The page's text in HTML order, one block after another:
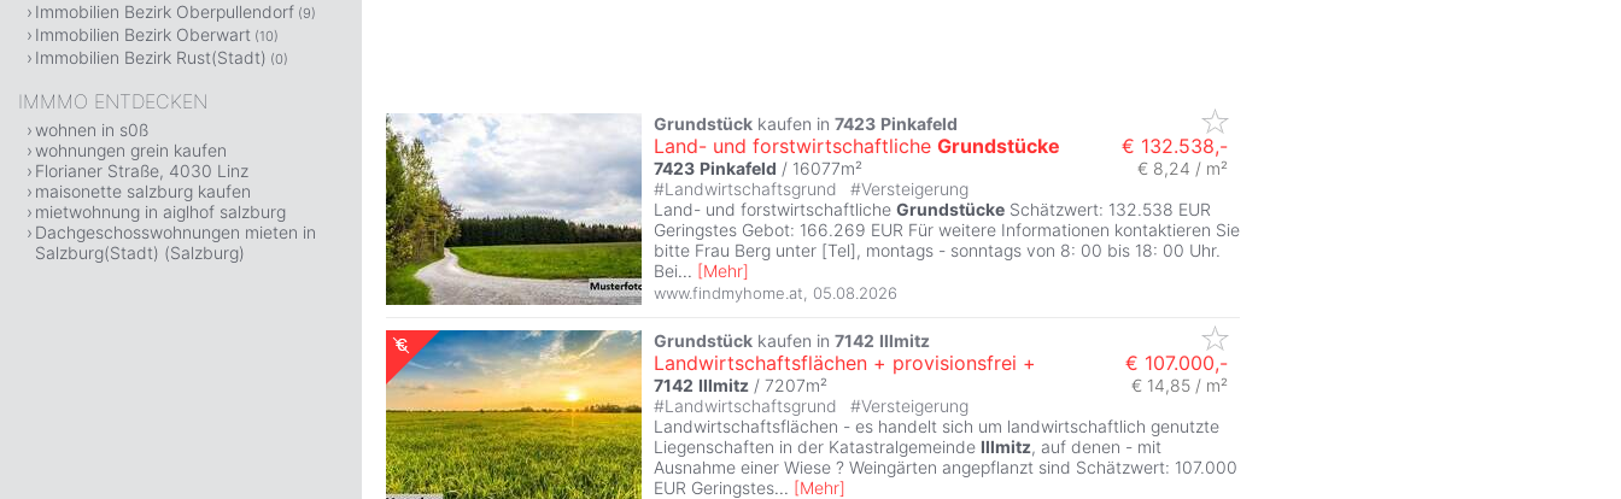
Grundstück kaufen in 7423 Pinkafeld
Land- und forstwirtschaftliche Grundstücke € 132.538,-
7423 Pinkafeld / 16077m²
€ 8,24 / m²
#Landwirtschaftsgrund #Versteigerung
Land- und forstwirtschaftliche Grundstücke Schätzwert: 132.538 EUR
Geringstes Gebot: 166.269 EUR Für weitere Informationen kontaktieren Sie
bitte Frau Berg unter [Tel], montags - sonntags von 8: 00 bis 18: 00 Uhr.
Bei... [Mehr]
www.findmyhome.at 05.08.2026
Grundstück kaufen in 7142 Illmitz
Landwirtschaftsflächen + provisionsfrei + € 107.000,-
7142 Illmitz / 7207m²
€ 14,85 / m²
#Landwirtschaftsgrund #Versteigerung
Landwirtschaftsflächen - es handelt sich um landwirtschaftlich genutzte
Liegenschaften in der Katastralgemeinde Illmitz, auf denen - mit
Ausnahme einer Wiese ? Weingärten angepflanzt sind Schätzwert: 107.000
EUR Geringstes... [Mehr]
Immobilien Bezirk Oberpullendorf (9)
Immobilien Bezirk Oberwart (10)
Immobilien Bezirk Rust(Stadt) (0)
IMMMO ENTDECKEN
wohnen in s0ß
wohnungen grein kaufen
Florianer Straße, 4030 Linz
maisonette salzburg kaufen
mietwohnung in aiglhof salzburg
Dachgeschosswohnungen mieten in
Salzburg(Stadt) (Salzburg)